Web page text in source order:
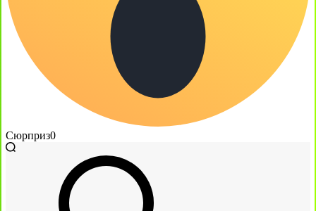
Сюрприз0